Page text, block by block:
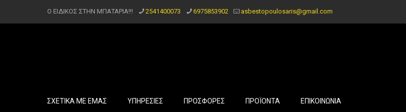
Ο ΕΙΔΙΚΟΣ ΣΤΗΝ ΜΠΑΤΑΡΙΑ!!! 2541400073 6975853902 asbestopoulosaris@gmail.com
ΣΧΕΤΙΚΑ ΜΕ ΕΜΑΣ ΥΠΗΡΕΣΙΕΣ ΠΡΟΣΦΟΡΕΣ ΠΡΟΪΟΝΤΑ ΕΠΙΚΟΙΝΩΝΙΑ